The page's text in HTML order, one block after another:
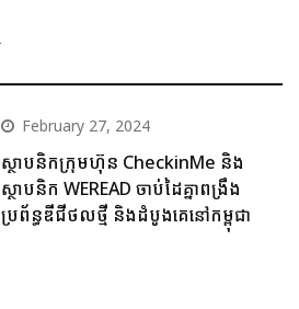
February 27, 2024
ស្ថាបនិកក្រុមហ៊ុន CheckinMe និង
ស្ថាបនិក WEREAD ចាប់ដៃគ្នាពង្រឹង
ប្រព័ន្ធឌីជីថលថ្មី និងដំបូងគេនៅកម្ពុជា